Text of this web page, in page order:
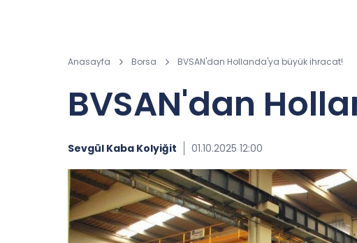
Anasayfa Borsa BVSAN'dan Hollanda'ya büyük ihracat!
BVSAN'dan
Sevgül Kaba Kolyiğit 01.10.2025 12:00